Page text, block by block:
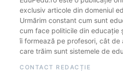
exclusiv articole din domeniul
Urmărim constant cum sunt
cum face politicile din educație
îi formează pe profesori, cât de
care trăim sunt sistemele de
CONTACT REDACȚIE